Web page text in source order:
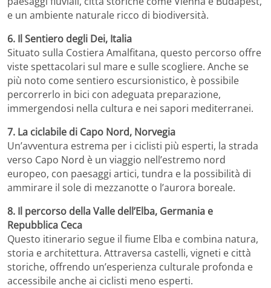
e un ambiente naturale ricco di biodiversità.
6. Il Sentiero degli Dei, Italia
Situato sulla Costiera Amalfitana, questo percorso offre
viste spettacolari sul mare e sulle scogliere. Anche se
più noto come sentiero escursionistico, è possibile
percorrerlo in bici con adeguata preparazione,
immergendosi nella cultura e nei sapori mediterranei.
7. La ciclabile di Capo Nord, Norvegia
Un’avventura estrema per i ciclisti più esperti, la strada
verso Capo Nord è un viaggio nell’estremo nord
europeo, con paesaggi artici, tundra e la possibilità di
ammirare il sole di mezzanotte o l’aurora boreale.
8. Il percorso della Valle dell’Elba, Germania e
Repubblica Ceca
Questo itinerario segue il fiume Elba e combina natura,
storia e architettura. Attraversa castelli, vigneti e città
storiche, offrendo un’esperienza culturale profonda e
accessibile anche ai ciclisti meno esperti.